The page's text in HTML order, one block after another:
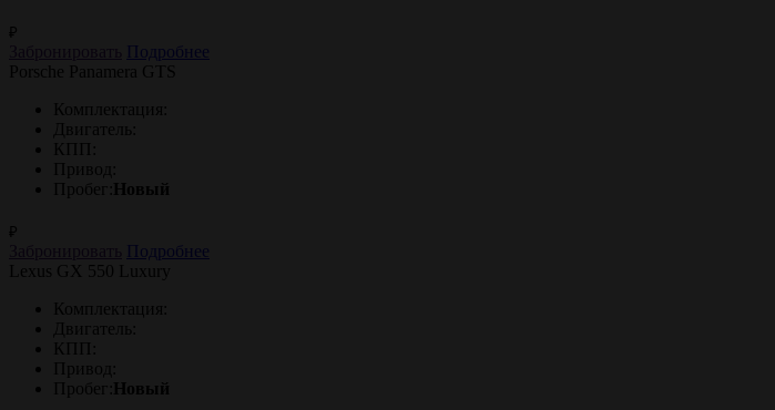
₽
Подробнее
Porsche Panamera GTS
Комплектация:
Двигатель:
КПП:
Привод:
Пробег:
Новый
₽
Подробнее
Lexus GX 550 Luxury
Комплектация:
Двигатель:
КПП:
Привод:
Пробег:
Новый